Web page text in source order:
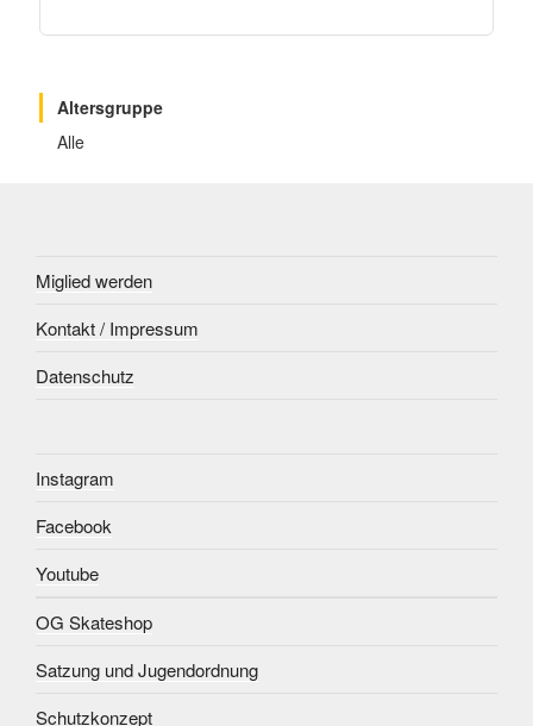
Altersgruppe
Alle
Miglied werden
Kontakt / Impressum
Datenschutz
Instagram
Facebook
Youtube
OG Skateshop
Satzung und Jugendordnung
Schutzkonzept